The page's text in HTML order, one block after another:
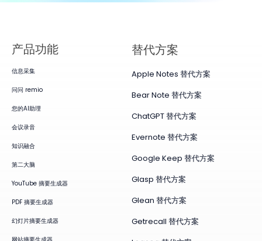
产品​功能
信息采集
问问 remio
您的AI助理
会议录音
知识融合
第二大脑
YouTube 摘要生成器
PDF 摘要生成器
幻灯片摘要生成器
替代方案
Apple Notes 替代方案
Bear Note 替代方案
ChatGPT 替代方案
Evernote 替代方案
Google Keep 替代方案
Glasp 替代方案
Glean 替代方案
Getrecall 替代方案